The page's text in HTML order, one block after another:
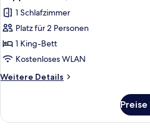
Fotos
für
Doppelzimmer,
barrierearm
anzeigen
1 Schlafzimmer
Platz für 2 Personen
1 King-Bett
Kostenloses WLAN
Weitere Details
Weitere
barrierearm